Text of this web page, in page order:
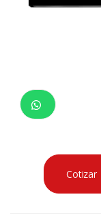
Cotizar